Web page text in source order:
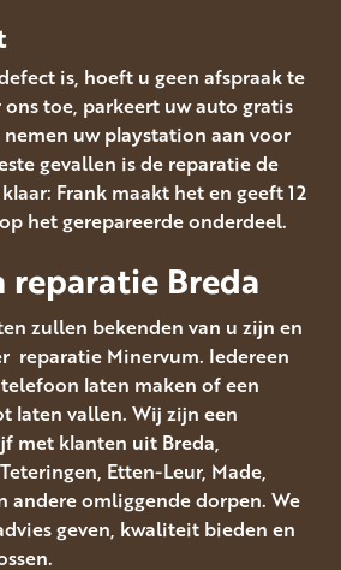
is, hoeft u geen afspraak te
toe, parkeert uw auto gratis
uw playstation aan voor
gevallen is de reparatie de
Frank maakt het en geeft 12
het gerepareerde onderdeel.
Breda
zullen bekenden van u zijn en
reparatie Minervum. Iedereen
laten maken of een
laten vallen. Wij zijn een
met klanten uit Breda,
Etten-Leur, Made,
andere omliggende dorpen. We
geven, kwaliteit bieden en